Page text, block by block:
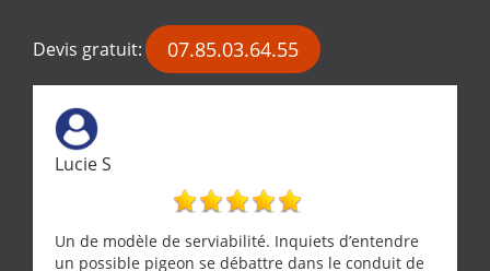
Devis gratuit: 07.85.03.64.55
Lucie S
Un de modèle de serviabilité. Inquiets d’entendre
un possible pigeon se débattre dans le conduit de